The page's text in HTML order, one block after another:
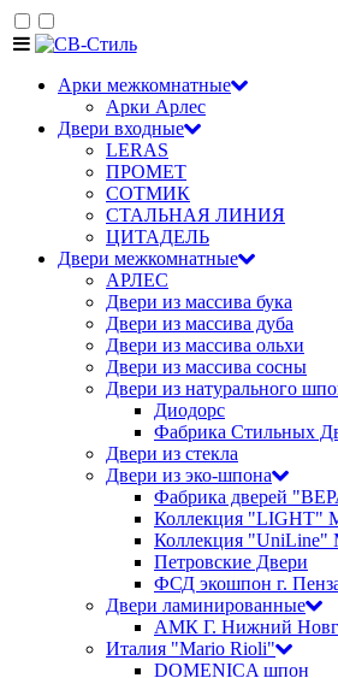
Арки межкомнатные
Арки Арлес
Двери входные
LERAS
ПРОМЕТ
СОТМИК
СТАЛЬНАЯ ЛИНИЯ
ЦИТАДЕЛЬ
Двери межкомнатные
АРЛЕС
Двери из массива бука
Двери из массива дуба
Двери из массива ольхи
Двери из массива сосны
Двери из натурального
Диодорс
Фабрика Стильных
Двери из стекла
Двери из эко-шпона
Фабрика дверей
Коллекция "LIGHT"
Коллекция "UniLine"
Петровские Двери
ФСД экошпон г.
Двери ламинированные
АМК Г. Нижний
Италия "Mario Rioli"
DOMENICA шпон